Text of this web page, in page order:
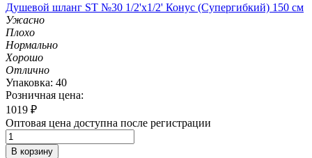
Душевой шланг ST №30 1/2'х1/2' Конус (Супергибкий) 150 см
Ужасно
Плохо
Нормально
Хорошо
Отлично
Упаковка: 40
Розничная цена:
1019 ₽
Оптовая цена доступна после регистрации
В корзину